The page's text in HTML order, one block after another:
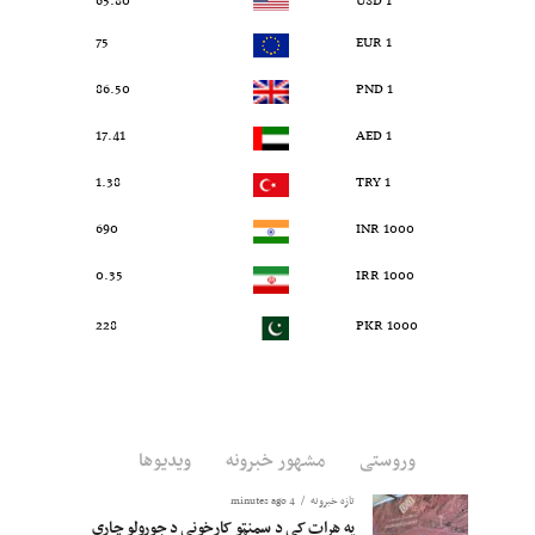
1 EUR
75
1 PND
86.50
1 AED
17.41
1 TRY
1.38
1000 INR
690
1000 IRR
0.35
1000 PKR
228
وروستی مشهور خبرونه ویدیوها
تازه خبرونه 4 minutes ago
په هرات کې د سمنټو کارخونې د جوړولو چارې